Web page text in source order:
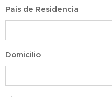
Pais de Residencia
Domicilio